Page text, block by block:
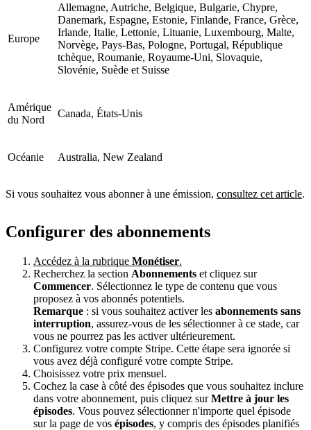
Europe
Allemagne, Autriche, Belgique, Bulgarie, Chypre,
Danemark, Espagne, Estonie, Finlande, France, Grèce,
Irlande, Italie, Lettonie, Lituanie, Luxembourg, Malte,
Norvège, Pays-Bas, Pologne, Portugal, République
tchèque, Roumanie, Royaume-Uni, Slovaquie,
Slovénie, Suède et Suisse
Amérique
du Nord
Canada, États-Unis
Océanie Australia, New Zealand
Si vous souhaitez vous abonner à une émission, consultez cet article.
Configurer des abonnements
Accédez à la rubrique Monétiser.
Recherchez la section Abonnements et cliquez sur
Commencer. Sélectionnez le type de contenu que vous
proposez à vos abonnés potentiels.
Remarque : si vous souhaitez activer les abonnements sans
interruption, assurez-vous de les sélectionner à ce stade, car
vous ne pourrez pas les activer ultérieurement.
Configurez votre compte Stripe. Cette étape sera ignorée si
vous avez déjà configuré votre compte Stripe.
Choisissez votre prix mensuel.
Cochez la case à côté des épisodes que vous souhaitez inclure
dans votre abonnement, puis cliquez surMettre à jour les
épisodes. Vous pouvez sélectionner n'importe quel épisode
sur la page de vos épisodes, y compris des épisodes planifiés